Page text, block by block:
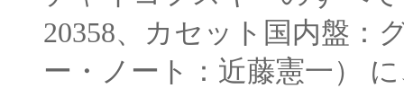
20358、カセット国内盤：
ー・ノート：近藤憲一）